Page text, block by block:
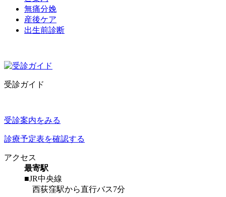
無痛分娩
産後ケア
出生前診断
受診ガイド
受診案内をみる
診療予定表を確認する
アクセス
最寄駅
■JR中央線
西荻窪駅から直行バス7分